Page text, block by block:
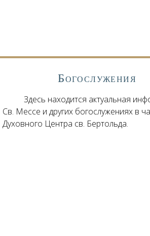
Богослужения
Здесь находится актуальная
Св. Мессе и других богослужениях в
Духовного Центра св. Бертольда.